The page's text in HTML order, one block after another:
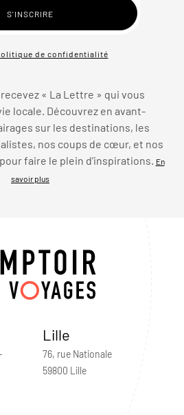
de confidentialité
« La Lettre » qui vous
locale. Découvrez en avant-
sur les destinations, les
nos coups de cœur, et nos
faire le plein d’inspirations. En
savoir plus
Lille
76, rue Nationale
59800 Lille